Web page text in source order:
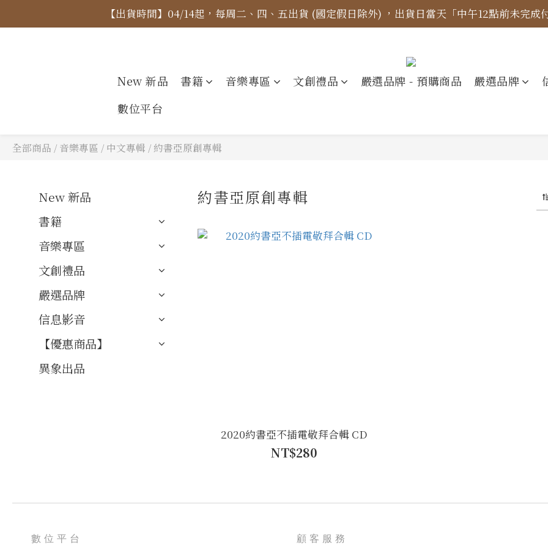
【價格標示更新】異象出版品-價格標示更新為原價，折扣一律購物
【出貨時間】04/14起，每周二、四、五出貨 (國定假日除外) ，出貨日當天「中午12點前未完
【價格標示更新】異象出版品-價格標示更新為原價，折扣一律購物
New 新品 書籍 音樂專區 文創禮品 嚴選品牌 - 預購商品 嚴選品牌
數位平台
全部商品 / 音樂專區 / 中文專輯 / 約書亞原創專輯
New 新品
書籍
音樂專區
文創禮品
嚴選品牌
信息影音
【優惠商品】
異象出品
約書亞原創專輯
2020約書亞不插電敬拜合輯 CD
NT$280
數位平台 顧客服務